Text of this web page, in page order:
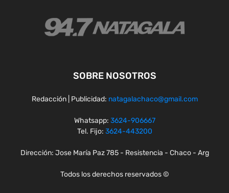
SOBRE NOSOTROS
Redacción | Publicidad: natagalachaco@gmail.com
Whatsapp: 3624-906667
Tel. Fijo: 3624-443200
Dirección: Jose María Paz 785 - Resistencia - Chaco - Arg
Todos los derechos reservados ©